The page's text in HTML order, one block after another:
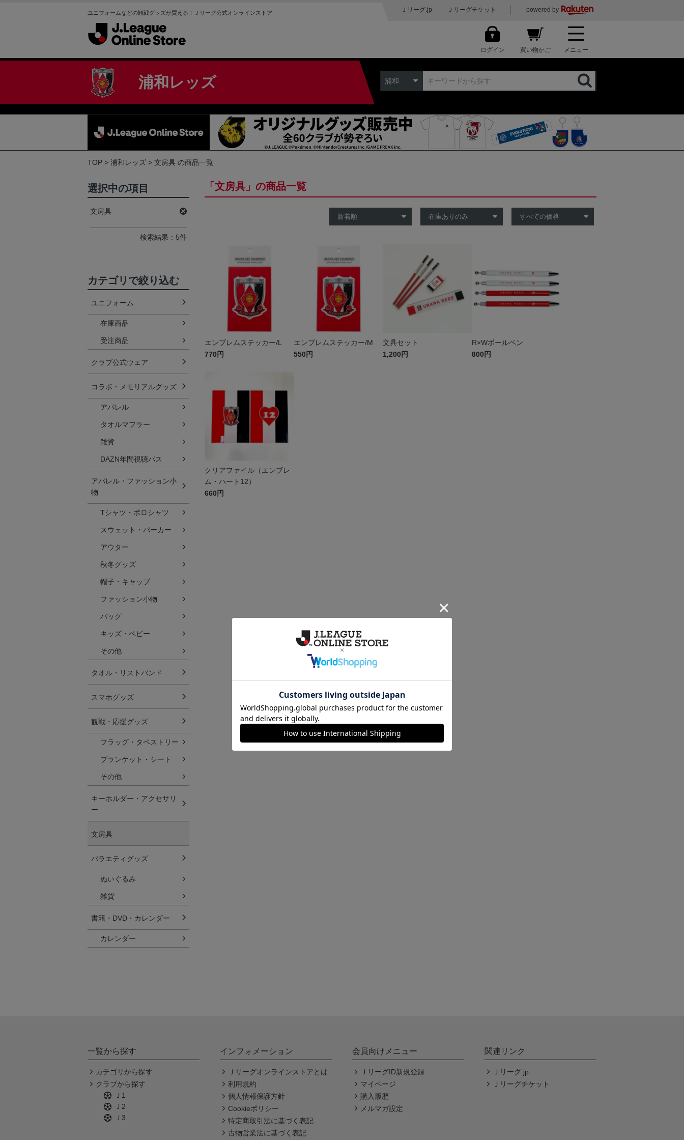
ユニフォームなどの観戦グッズが買える！Ｊリーグ公式オンラインストア Ｊリーグ.jp Ｊリーグチケット powered by
ログイン 買い物かご メニュー
浦和レッズ 浦和
TOP 浦和レッズ 文房具 の商品一覧
「文房具」の商品一覧
エンブレムステッカー/L
770円
エンブレムステッカー/M
550円
文具セット
1,200円
R×Wボールペン
800円
クリアファイル（エンブレ
ム・ハート12）
660円
選択中の項目
文房具
検索結果：5件
カテゴリで絞り込む
ユニフォーム
在庫商品
受注商品
クラブ公式ウェア
コラボ・メモリアルグッズ
アパレル
タオルマフラー
雑貨
DAZN年間視聴パス
アパレル・ファッション小
物
Tシャツ・ポロシャツ
スウェット・パーカー
アウター
秋冬グッズ
帽子・キャップ
ファッション小物
バッグ
キッズ・ベビー
その他
タオル・リストバンド
スマホグッズ
観戦・応援グッズ
フラッグ・タペストリー
ブランケット・シート
その他
キーホルダー・アクセサリ
ー
文房具
バラエティグッズ
ぬいぐるみ
雑貨
書籍・DVD・カレンダー
カレンダー
一覧から探す
カテゴリから探す
クラブから探す
Ｊ1
Ｊ2
Ｊ3
インフォメーション
Ｊリーグオンラインストアとは
利用規約
個人情報保護方針
Cookieポリシー
特定商取引法に基づく表記
古物営業法に基づく表記
会員向けメニュー
ＪリーグID新規登録
マイページ
購入履歴
メルマガ設定
関連リンク
Ｊリーグ.jp
Ｊリーグチケット